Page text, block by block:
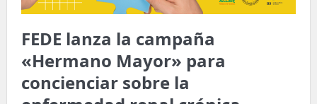
FEDE lanza la campaña
«Hermano Mayor» para
concienciar sobre la